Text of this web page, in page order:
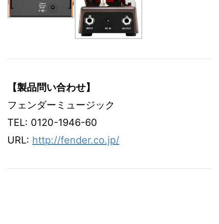
【製品問い合わせ】
フェンダーミュージック
TEL: 0120-1946-60
URL: http://fender.co.jp/